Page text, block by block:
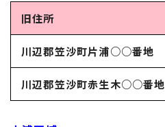
旧住所
川辺郡笠沙町片浦○○番地
川辺郡笠沙町赤生木○○番地